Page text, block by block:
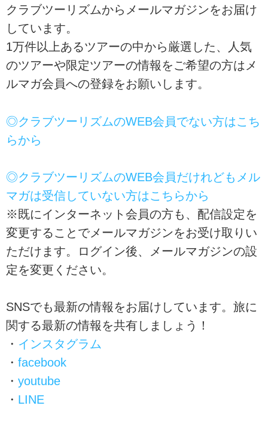
クラブツーリズムからメールマガジンをお届け
しています。
1万件以上あるツアーの中から厳選した、人気
のツアーや限定ツアーの情報をご希望の方はメ
ルマガ会員への登録をお願いします。
◎クラブツーリズムのWEB会員でない方はこち
らから
◎クラブツーリズムのWEB会員だけれどもメル
マガは受信していない方はこちらから
※既にインターネット会員の方も、配信設定を
変更することでメールマガジンをお受け取りい
ただけます。ログイン後、メールマガジンの設
定を変更ください。
SNSでも最新の情報をお届けしています。旅に
関する最新の情報を共有しましょう！
・ インスタグラム
・ facebook
・ youtube
・ LINE